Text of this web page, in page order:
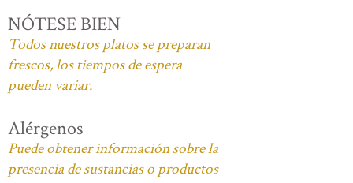
NÓTESE BIEN
Todos nuestros platos se preparan
frescos, los tiempos de espera
pueden variar.
Alérgenos
Puede obtener información sobre la
presencia de sustancias o productos